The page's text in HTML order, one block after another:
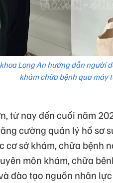
Long An hướng dẫn người
khám chữa bệnh qua máy
từ nay đến cuối năm
cường quản lý hồ sơ
cơ sở khám, chữa bệnh
môn khám, chữa
đào tạo nguồn nhân